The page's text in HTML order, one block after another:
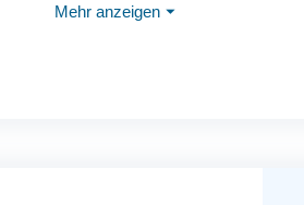
Komfort, 28-40 cm
Mehr anzeigen ⏷